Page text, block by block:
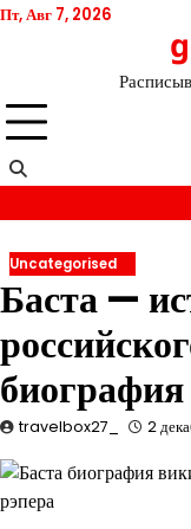
Перейти
Пт, Авг 7, 2026
Uncategorised
Баста —
travelbox27_ 2